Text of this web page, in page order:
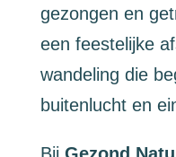
gezongen en
een feestelijke
wandeling die
buitenlucht en